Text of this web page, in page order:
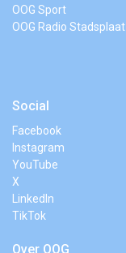
OOG Sport
OOG Radio Stadsplaat
Social
Facebook
Instagram
YouTube
X
LinkedIn
TikTok
Over OOG